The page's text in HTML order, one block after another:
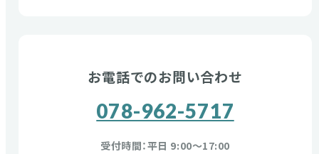
お電話でのお問い合わせ
078-962-5717
受付時間：平日 9:00〜17:00